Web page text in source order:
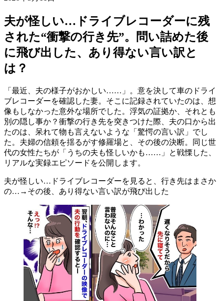
夫が怪しい…ドライブレコーダーに残
された“衝撃の行き先”。問い詰めた後
に飛び出した、あり得ない言い訳と
は？
「最近、夫の様子がおかしい……」。意を決して車のドライ
ブレコーダーを確認した妻。そこに記録されていたのは、想
像もしなかった意外な場所でした。浮気の証拠か、それとも
別の隠し事か？衝撃の行き先を突きつけた際、夫の口から出
たのは、呆れて物も言えないような「驚愕の言い訳」でし
た。夫婦の信頼を揺るがす修羅場と、その後の決断。同じ世
代の女性たちが「うちの夫も怪しいかも……」と戦慄した、
リアルな実録エピソードを公開します。
夫が怪しい…ドライブレコーダーを見ると、行き先はまさか
の…→その後、あり得ない言い訳が飛び出した